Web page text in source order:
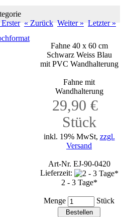
Erster « Zurück Weiter » Letzter »
Fahne 40 x 60 cm
Schwarz Weiss Blau
mit PVC Wandhalterung
Fahne mit
Wandhalterung
29,90 €
Stück
inkl. 19% MwSt, zzgl.
Versand
Art-Nr. EJ-90-0420
Lieferzeit:
2 - 3 Tage*
Menge Stück